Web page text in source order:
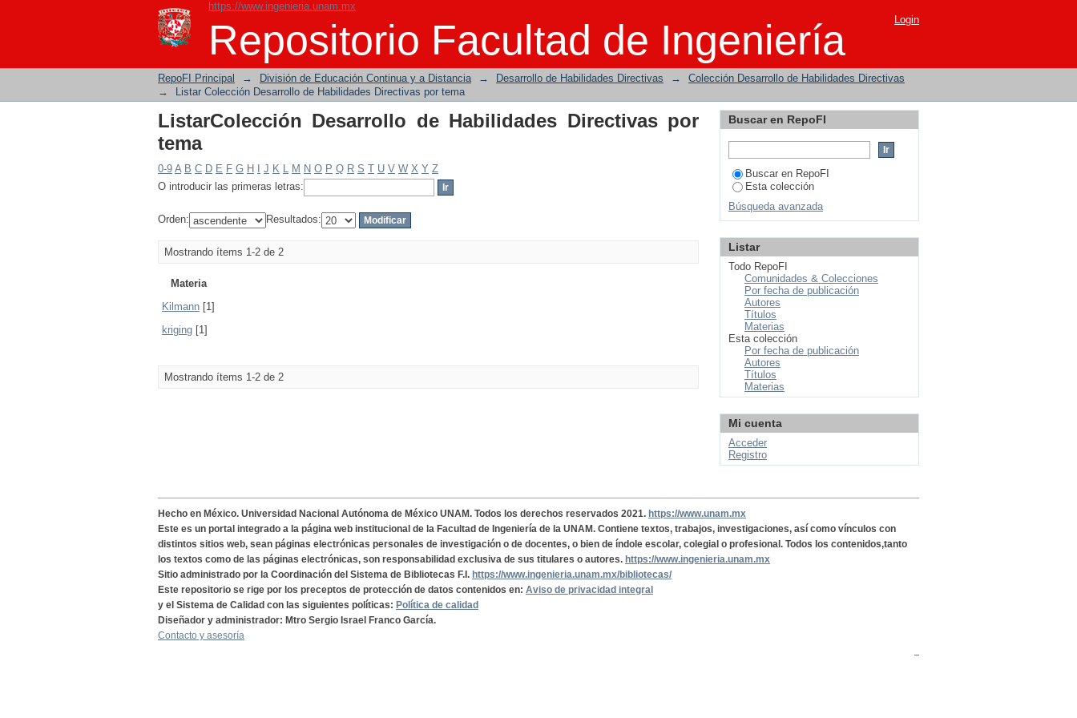
https://www.ingenieria.unam.mx
Repositorio Facultad de Ingeniería
ListarColección Desarrollo de Habilidades Directivas por tema Login
RepoFI Principal → División de Educación Continua y a Distancia → Desarrollo de Habilidades Directivas →
Colección Desarrollo de Habilidades Directivas
→
Listar Colección Desarrollo de Habilidades Directivas por tema
ListarColección Desarrollo de Habilidades Directivas por
tema
0-9 A B C D E F G H J K L M N O P Q R S T U V W X Y Z
O introducir las primeras letras:
Orden: Resultados:
Mostrando ítems 1-2 de 2
Materia
Kilmann [1]
kriging [1]
Mostrando ítems 1-2 de 2
Buscar en RepoFI
Buscar en RepoFI
Esta colección
Búsqueda avanzada
Listar
Todo RepoFI
Comunidades & Colecciones
Por fecha de publicación
Autores
Títulos
Materias
Esta colección
Por fecha de publicación
Autores
Títulos
Materias
Mi cuenta
Acceder
Registro
Hecho en México. Universidad Nacional Autónoma de México UNAM. Todos los derechos reservados 2021. https://www.unam.mx
Este es un portal integrado a la página web institucional de la Facultad de Ingeniería de la UNAM. Contiene textos, trabajos, investigaciones, así como vínculos con
distintos sitios web, sean páginas electrónicas personales de investigación o de docentes, o bien de índole escolar, colegial o profesional. Todos los contenidos,tanto
los textos como de las páginas electrónicas, son responsabilidad exclusiva de sus titulares o autores. https://www.ingenieria.unam.mx
Sitio administrado por la Coordinación del Sistema de Bibliotecas F.I. https://www.ingenieria.unam.mx/bibliotecas/
Este repositorio se rige por los preceptos de protección de datos contenidos en: Aviso de privacidad integral
y el Sistema de Calidad con las siguientes políticas: Política de calidad
Diseñador y administrador: Mtro Sergio Israel Franco García.
Contacto y asesoría